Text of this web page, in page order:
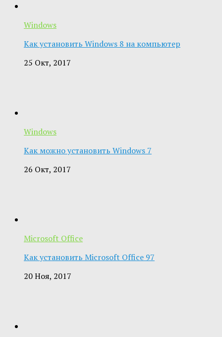
Windows
Как установить Windows 8 на компьютер
25 Окт, 2017
Windows
Как можно установить Windows 7
26 Окт, 2017
Microsoft Office
Как установить Microsoft Office 97
20 Ноя, 2017